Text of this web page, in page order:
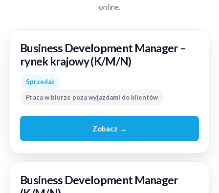
online.
Business Development Manager –
rynek krajowy (K/M/N)
Sprzedaż
Praca w biurze poza wyjazdami do klientów
Zobacz →
Business Development Manager